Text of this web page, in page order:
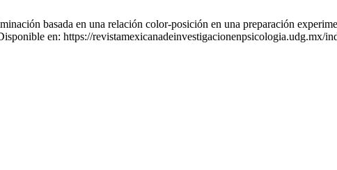
basada en una relación color-posición en una preparación
en: https://revistamexicanadeinvestigacionenpsicologia.udg.mx/